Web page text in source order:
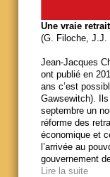
Une vraie
(G. Filoche, J.J.
Jean-Jacques
ont publié en
ans c’est
Gawsewitch).
septembre un
réforme des
économique et
l’arrivée au
gouvernement
Lire la suite